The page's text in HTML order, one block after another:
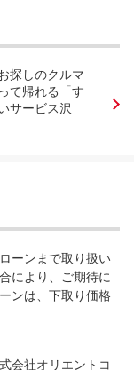
探しのクルマ
て帰れる「す
サービス沢
ーンまで取り扱い
により、ご期待に
ンは、下取り価格
会社オリエントコ